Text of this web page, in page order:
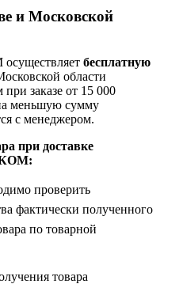
и Московской
бесплатную
области
заказе от 15 000
меньшую сумму
с менеджером.
при доставке
проверить
фактически полученного
по товарной
товара